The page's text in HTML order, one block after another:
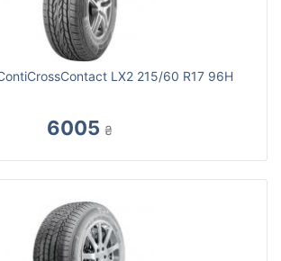
LX2 215/60 R17 96H
6005 ₴